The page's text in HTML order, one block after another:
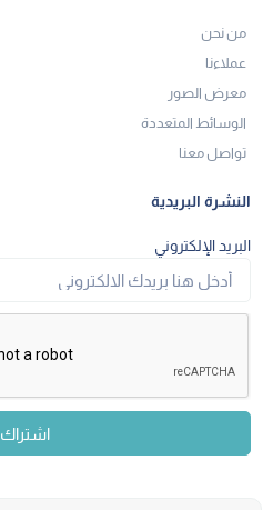
من نحن
عملاءنا
معرض الصور
الوسائط المتعددة
تواصل معنا
النشرة البريدية
البريد الإلكتروني
اشتراك